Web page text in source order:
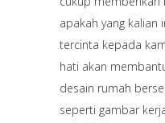
apakah yang kalian
tercinta kepada
hati akan
desain rumah
seperti gambar